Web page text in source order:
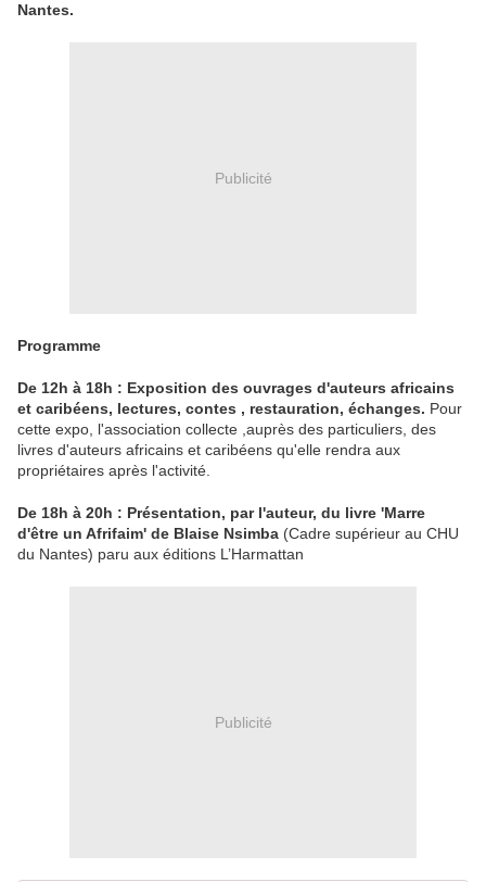
Nantes.
Publicité
Programme
De 12h à 18h : Exposition des ouvrages d'auteurs africains
et caribéens, lectures, contes , restauration, échanges. Pour
cette expo, l'association collecte ,auprès des particuliers, des
livres d'auteurs africains et caribéens qu'elle rendra aux
propriétaires après l'activité.
De 18h à 20h : Présentation, par l'auteur, du livre 'Marre
d'être un Afrifaim' de Blaise Nsimba (Cadre supérieur au CHU
du Nantes) paru aux éditions L’Harmattan
Publicité